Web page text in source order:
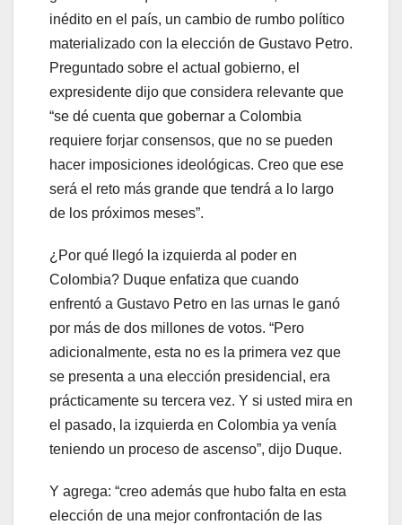
inédito en el país, un cambio de rumbo político
materializado con la elección de Gustavo Petro.
Preguntado sobre el actual gobierno, el
expresidente dijo que considera relevante que
“se dé cuenta que gobernar a Colombia
requiere forjar consensos, que no se pueden
hacer imposiciones ideológicas. Creo que ese
será el reto más grande que tendrá a lo largo
de los próximos meses”.
¿Por qué llegó la izquierda al poder en
Colombia? Duque enfatiza que cuando
enfrentó a Gustavo Petro en las urnas le ganó
por más de dos millones de votos. “Pero
adicionalmente, esta no es la primera vez que
se presenta a una elección presidencial, era
prácticamente su tercera vez. Y si usted mira en
el pasado, la izquierda en Colombia ya venía
teniendo un proceso de ascenso”, dijo Duque.
Y agrega: “creo además que hubo falta en esta
elección de una mejor confrontación de las